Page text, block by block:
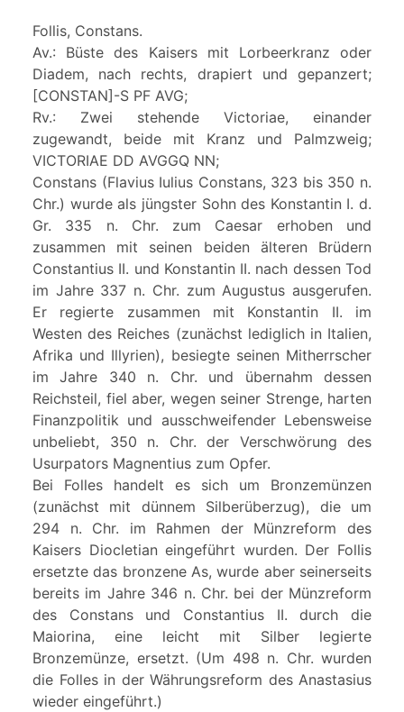
Follis, Constans.
Av.: Büste des Kaisers mit Lorbeerkranz oder
Diadem, nach rechts, drapiert und gepanzert;
[CONSTAN]-S PF AVG;
Rv.: Zwei stehende Victoriae, einander
zugewandt, beide mit Kranz und Palmzweig;
VICTORIAE DD AVGGQ NN;
Constans (Flavius Iulius Constans, 323 bis 350 n.
Chr.) wurde als jüngster Sohn des Konstantin I. d.
Gr. 335 n. Chr. zum Caesar erhoben und
zusammen mit seinen beiden älteren Brüdern
Constantius II. und Konstantin II. nach dessen Tod
im Jahre 337 n. Chr. zum Augustus ausgerufen.
Er regierte zusammen mit Konstantin II. im
Westen des Reiches (zunächst lediglich in Italien,
Afrika und Illyrien), besiegte seinen Mitherrscher
im Jahre 340 n. Chr. und übernahm dessen
Reichsteil, fiel aber, wegen seiner Strenge, harten
Finanzpolitik und ausschweifender Lebensweise
unbeliebt, 350 n. Chr. der Verschwörung des
Usurpators Magnentius zum Opfer.
Bei Folles handelt es sich um Bronzemünzen
(zunächst mit dünnem Silberüberzug), die um
294 n. Chr. im Rahmen der Münzreform des
Kaisers Diocletian eingeführt wurden. Der Follis
ersetzte das bronzene As, wurde aber seinerseits
bereits im Jahre 346 n. Chr. bei der Münzreform
des Constans und Constantius II. durch die
Maiorina, eine leicht mit Silber legierte
Bronzemünze, ersetzt. (Um 498 n. Chr. wurden
die Folles in der Währungsreform des Anastasius
wieder eingeführt.)